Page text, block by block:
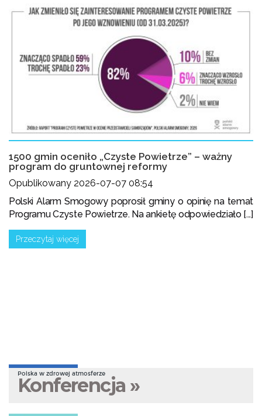
1500 gmin oceniło „Czyste Powietrze” – ważny
program do gruntownej reformy
Opublikowany 2026-07-07 08:54
Polski Alarm Smogowy poprosił gminy o opinię na temat
Programu Czyste Powietrze. Na ankietę odpowiedziało [...]
Przeczytaj więcej
Polska w zdrowej atmosferze
Konferencja »